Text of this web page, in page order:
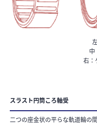
中
右：
スラスト円筒ころ軸受
二つの座金状の平らな軌道輪の